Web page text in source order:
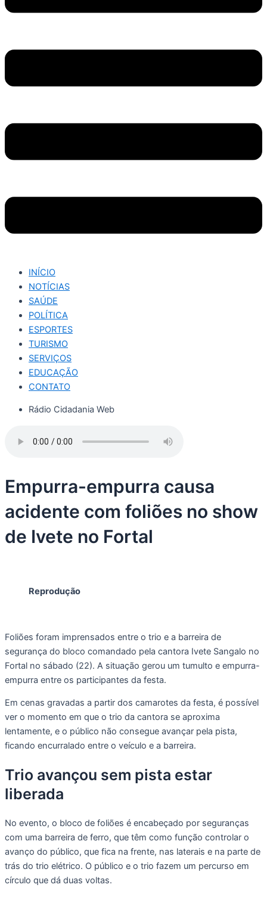
INÍCIO
NOTÍCIAS
SAÚDE
POLÍTICA
ESPORTES
TURISMO
SERVIÇOS
EDUCAÇÃO
CONTATO
Rádio Cidadania Web
Empurra-empurra causa
acidente com foliões no show
de Ivete no Fortal
Reprodução
Foliões foram imprensados entre o trio e a barreira de
segurança do bloco comandado pela cantora Ivete Sangalo no
Fortal no sábado (22). A situação gerou um tumulto e empurra-
empurra entre os participantes da festa.
Em cenas gravadas a partir dos camarotes da festa, é possível
ver o momento em que o trio da cantora se aproxima
lentamente, e o público não consegue avançar pela pista,
ficando encurralado entre o veículo e a barreira.
Trio avançou sem pista estar
liberada
No evento, o bloco de foliões é encabeçado por seguranças
com uma barreira de ferro, que têm como função controlar o
avanço do público, que fica na frente, nas laterais e na parte de
trás do trio elétrico. O público e o trio fazem um percurso em
círculo que dá duas voltas.